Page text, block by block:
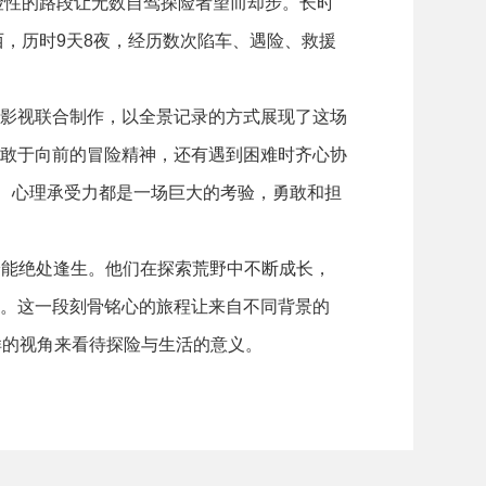
历时9天8夜，经历数次陷车、遇险、救援
视联合制作，以全景记录的方式展现了这场
于向前的冒险精神，还有遇到困难时齐心协
理承受力都是一场巨大的考验，勇敢和担
绝处逢生。他们在探索荒野中不断成长，
这一段刻骨铭心的旅程让来自不同背景的
视角来看待探险与生活的意义。